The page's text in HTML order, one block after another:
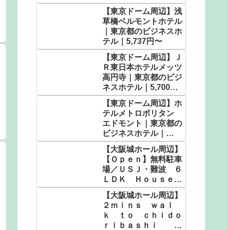
円〜
【東京ドーム周辺】浅
草橋ベルモントホテル
｜東京都のビジネスホ
テル｜5,737円〜
【東京ドーム周辺】Ｊ
Ｒ東日本ホテルメッツ
高円寺｜東京都のビジ
ネスホテル｜5,700
円〜
【東京ドーム周辺】ホ
テルメトロポリタン
エドモント｜東京都の
ビジネスホテル｜
5,900円〜
【大阪城ホール周辺】
【Ｏｐｅｎ】無料駐車
場／ＵＳＪ・難波 ６
ＬＤＫ Ｈｏｕｓｅ／
民泊｜大阪府のホテ
ル・宿泊施設｜9,280
円〜
【大阪城ホール周辺】
２ｍｉｎｓ ｗａｌ
ｋ ｔｏ ｃｈｉｄｏ
ｒｉｂａｓｈｉ Ｕ